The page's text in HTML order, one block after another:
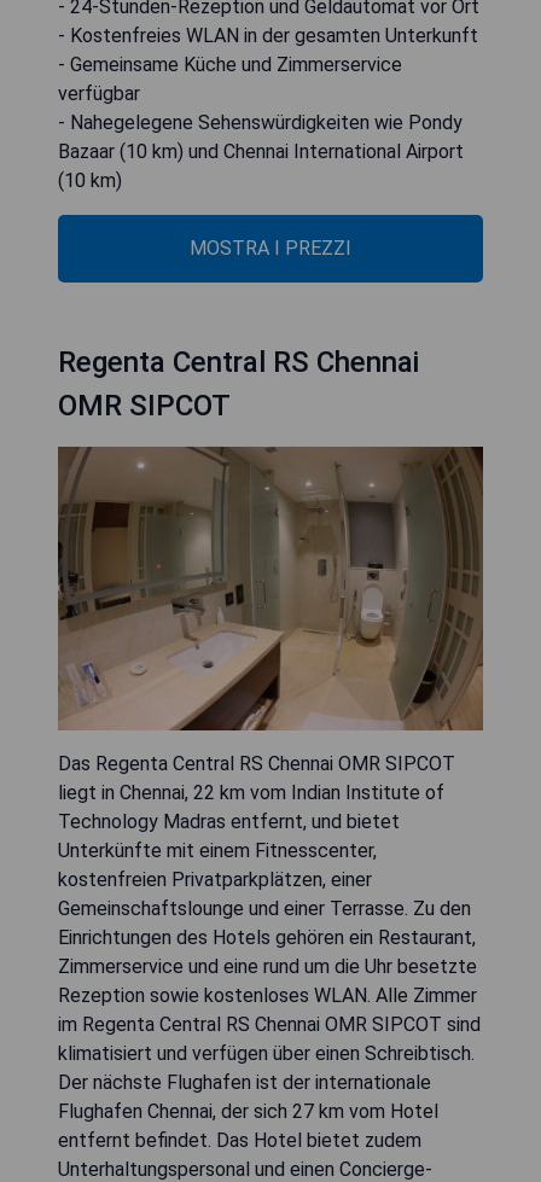
- 24-Stunden-Rezeption und Geldautomat vor Ort
- Kostenfreies WLAN in der gesamten Unterkunft
- Gemeinsame Küche und Zimmerservice
verfügbar
- Nahegelegene Sehenswürdigkeiten wie Pondy
Bazaar (10 km) und Chennai International Airport
(10 km)
MOSTRA I PREZZI
Regenta Central RS Chennai
OMR SIPCOT
Das Regenta Central RS Chennai OMR SIPCOT
liegt in Chennai, 22 km vom Indian Institute of
Technology Madras entfernt, und bietet
Unterkünfte mit einem Fitnesscenter,
kostenfreien Privatparkplätzen, einer
Gemeinschaftslounge und einer Terrasse. Zu den
Einrichtungen des Hotels gehören ein Restaurant,
Zimmerservice und eine rund um die Uhr besetzte
Rezeption sowie kostenloses WLAN. Alle Zimmer
im Regenta Central RS Chennai OMR SIPCOT sind
klimatisiert und verfügen über einen Schreibtisch.
Der nächste Flughafen ist der internationale
Flughafen Chennai, der sich 27 km vom Hotel
entfernt befindet. Das Hotel bietet zudem
Unterhaltungspersonal und einen Concierge-